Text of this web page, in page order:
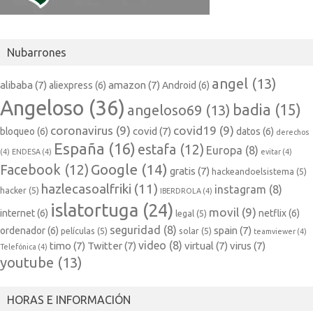
Nubarrones
alibaba (7) aliexpress (6) amazon (7) Android (6) angel (13)
Angeloso (36) angeloso69 (13) badia (15)
bloqueo (6) coronavirus (9) covid (7) covid19 (9) datos (6) derechos
(4) ENDESA (4) España (16) estafa (12) Europa (8) evitar (4)
Facebook (12) Google (14) gratis (7) hackeandoelsistema (5)
hacker (5) hazlecasoalfriki (11) IBERDROLA (4) instagram (8)
internet(6) islatortuga (24) legal (5) movil (9) netflix(6)
ordenador(6) películas (5) seguridad (8) solar (5) spain (7) teamviewer (4)
Telefónica (4) timo (7) Twitter(7) video (8) virtual (7) virus (7)
youtube (13)
HORAS E INFORMACIÓN